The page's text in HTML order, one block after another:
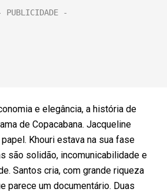
e elegância, a história de
de Copacabana. Jacqueline
Khouri estava na sua fase
são solidão, incomunicabilidade e
Santos cria, com grande riqueza
parece um documentário. Duas